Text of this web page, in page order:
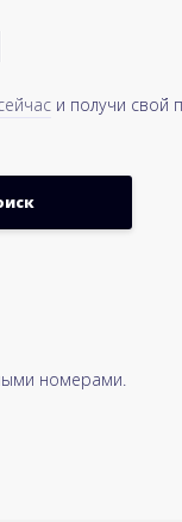
и получи свой
номерами.